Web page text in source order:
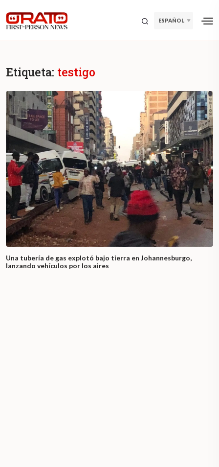
ESPAÑOL
Etiqueta: testigo
Una tubería de gas explotó bajo tierra en Johannesburgo,
lanzando vehículos por los aires